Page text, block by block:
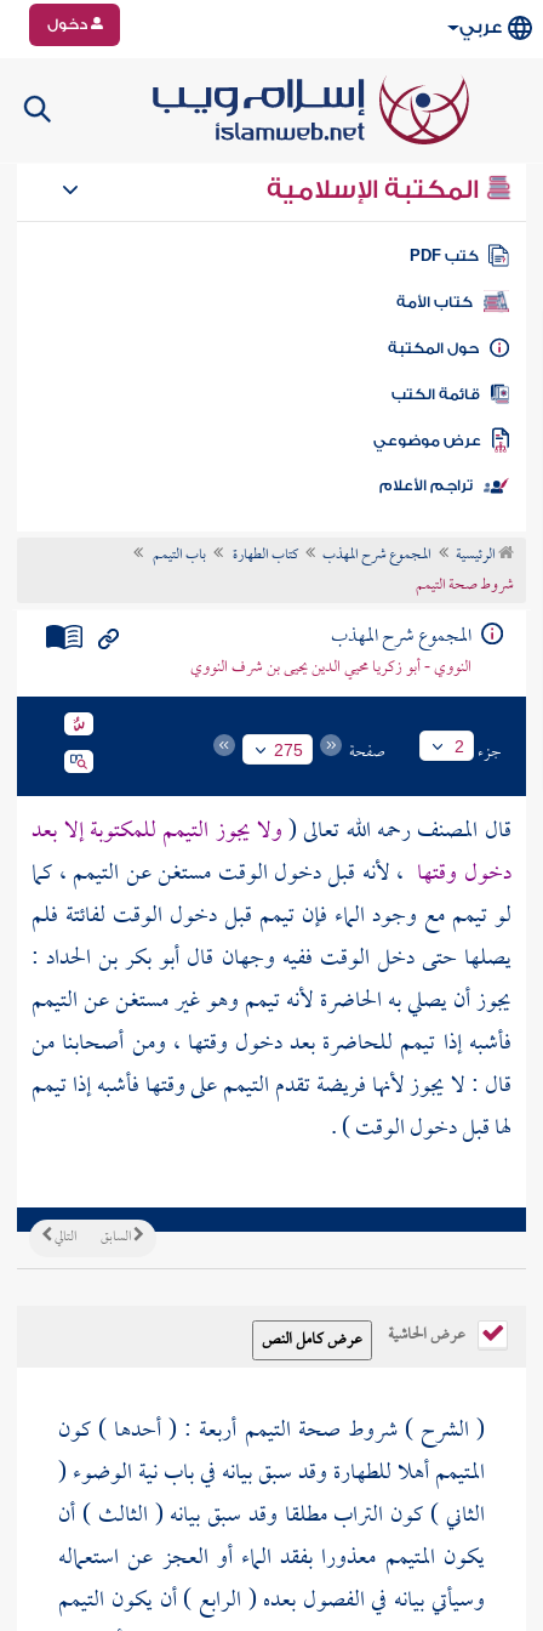
عربي دخول
المكتبة الإسلامية
كتب PDF
كتاب الأمة
المكتبة
الكتب
موضوعي
تراجم الأعلام
الرئيسية المجموع شرح المهذب كتاب الطهارة
باب التيمم
شروط صحة التيمم
المجموع شرح المهذب
النووي - أبو زكريا محيي الدين يحيى بن شرف النووي
جزء 2 صفحة 275
قال المصنفرحمه الله تعالى (ولا يجوز التيمم للمكتوبة إلا بعد
دخول وقتها ، لأنه قبل دخول الوقت مستغن عن التيمم ، كما
لو تيمم مع وجود الماء فإن تيمم قبل دخول الوقت لفائتة فلم
يصلها حتى دخل الوقت ففيه وجهان قالأبو بكر بن الحداد :
يجوز أن يصلي به الحاضرة لأنه تيمم وهو غير مستغن عن التيمم
فأشبه إذا تيمم للحاضرة بعد دخول وقتها ، ومن أصحابنا من
قال : لا يجوز لأنها فريضة تقدم التيمم على وقتها فأشبه إذا تيمم
لها قبل دخول الوقت ) .
التالي السابق
عرض الحاشية
( الشرح ) شروط صحة التيمم أربعة : ( أحدها ) كون
المتيمم أهلا للطهارة وقد سبق بيانه في باب نية الوضوء (
الثاني ) كون التراب مطلقا وقد سبق بيانه ( الثالث ) أن
يكون المتيمم معذورا بفقد الماء أو العجز عن استعماله
وسيأتي بيانه في الفصول بعده ( الرابع ) أن يكون التيمم